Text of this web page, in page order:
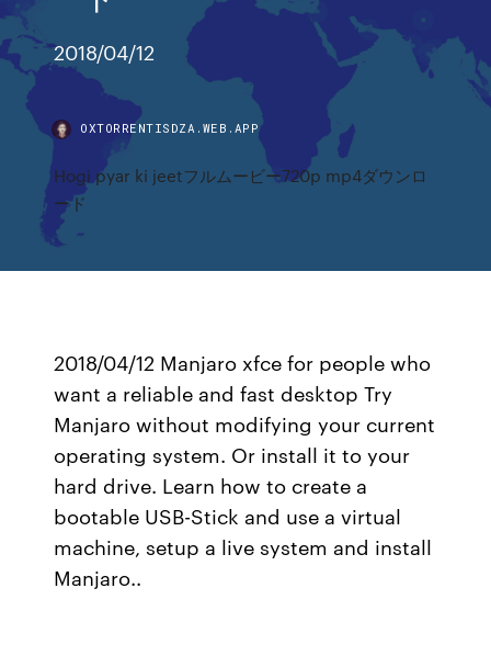
2018/04/12
OXTORRENTISDZA.WEB.APP
Hogi pyar ki jeetフルムービー720p mp4ダウンロ
ード
2018/04/12 Manjaro xfce for people who
want a reliable and fast desktop Try
Manjaro without modifying your current
operating system. Or install it to your
hard drive. Learn how to create a
bootable USB-Stick and use a virtual
machine, setup a live system and install
Manjaro..